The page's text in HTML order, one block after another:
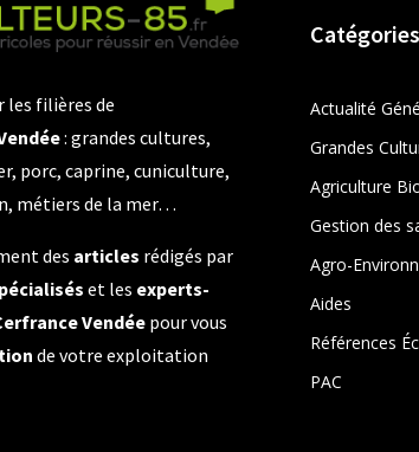
les filières de
: grandes cultures,
porc, caprine, cuniculture,
métiers de la mer…
des articles rédigés par
et les experts-
Vendée pour vous
de votre exploitation
Catégories
Actualité
Grandes
Agriculture
Gestion des
Agro-
Aides
Références
PAC